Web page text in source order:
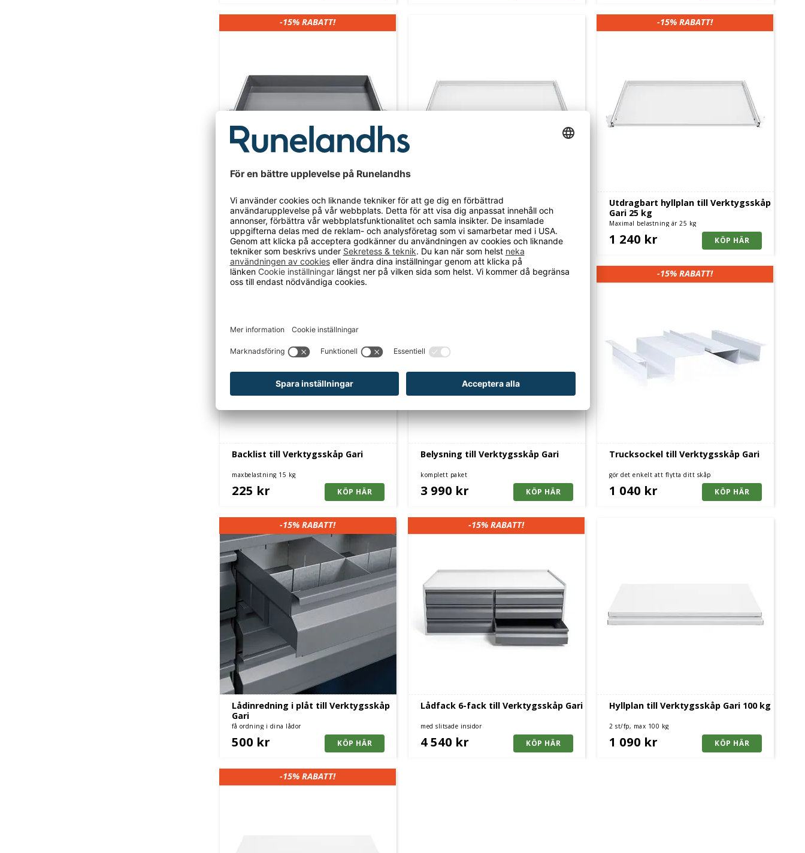
-15% RABATT!
Utdragbar låda till Verktygsskåp Gari
25kg
max 25 kg
1 340 kr
Utdragbart hyllplan till Verktygsskåp
Gari 50kg
Maximal belastning 50 kg
1 190 kr
-15% RABATT!
Utdragbart hyllplan till Verktygsskåp
Gari 25 kg
Maximal belastning är 25 kg
1 240 kr
-15%RABATT!
Backlist till Verktygsskåp Gari
maxbelastning 15 kg
225 kr
-15%RABATT!
Belysning till Verktygsskåp Gari
komplett paket
3 990 kr
-15% RABATT!
Trucksockel till Verktygsskåp Gari
gör det enkelt att flytta ditt skåp
1 040 kr
-15% RABATT!
Lådinredning i plåt till Verktygsskåp
Gari
få ordning i dina lådor
500 kr
-15% RABATT!
Lådfack 6-fack till Verktygsskåp Gari
med slitsade insidor
4 540 kr
Hyllplan till Verktygsskåp Gari 100 kg
2 st/fp, max 100 kg
1 090 kr
-15% RABATT!